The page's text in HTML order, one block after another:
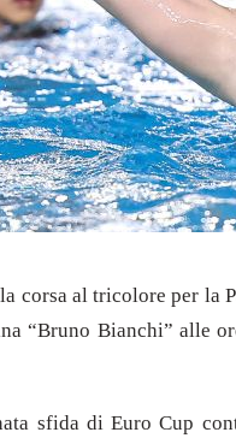
corsa al tricolore per
“Bruno Bianchi” alle
sfida di Euro Cup